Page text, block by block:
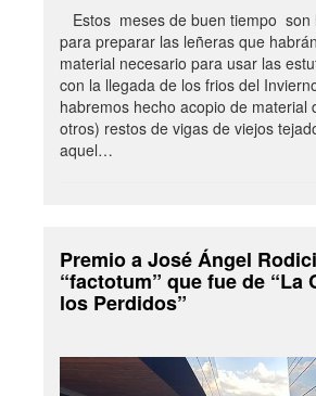
Estos meses de buen tiempo son
para preparar las leñeras que
material necesario para usar las
con la llegada de los frios del
habremos hecho acopio de material
otros) restos de vigas de viejos
aquel…
Premio a José Ángel
“factotum” que fue de “La
los Perdidos”